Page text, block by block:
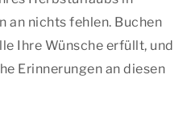
an nichts fehlen. Buchen
Ihre Wünsche erfüllt, und
Erinnerungen an diesen